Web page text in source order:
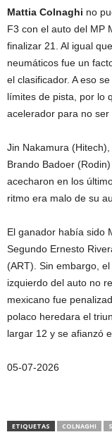
Mattia Colnaghi no
F3 con el auto del MP
finalizar 21. Al igual
neumáticos fue un
el clasificador. A eso
límites de pista, por lo
acelerador para no ser
Jin Nakamura (Hitech),
Brando Badoer
acecharon en los
ritmo era malo de su
El ganador había sido
Segundo Ernesto
(ART). Sin embargo,
izquierdo del auto no
mexicano fue
polaco heredara el
largar 12 y se afianzó
05-07-2026
ETIQUETAS COLNAGHI